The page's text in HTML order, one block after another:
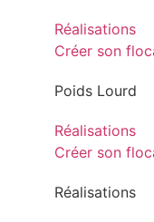
Réalisations
Créer son
Poids Lourd
Réalisations
Créer son
Réalisations